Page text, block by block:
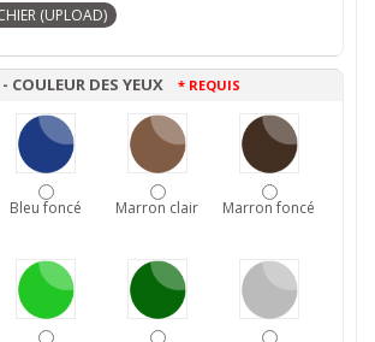
COULEUR DES YEUX * REQUIS
Bleu foncé Marron clair Marron foncé